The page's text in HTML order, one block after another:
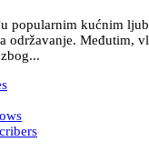
popularnim kućnim
održavanje. Međutim,